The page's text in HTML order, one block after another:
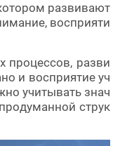
развивают
восприяти
процессов, разви
и восприятие уч
учитывать знач
струк